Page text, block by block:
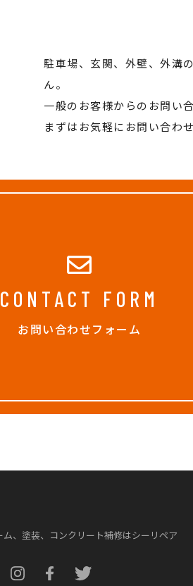
駐車場、玄関、外壁、外溝
ん。
一般のお客様からのお問い
まずはお気軽にお問い合わ
CONTACT FORM
お問い合わせフォーム
、塗装、コンクリート補修はシーリペア